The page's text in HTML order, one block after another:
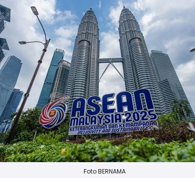
Foto BERNAMA